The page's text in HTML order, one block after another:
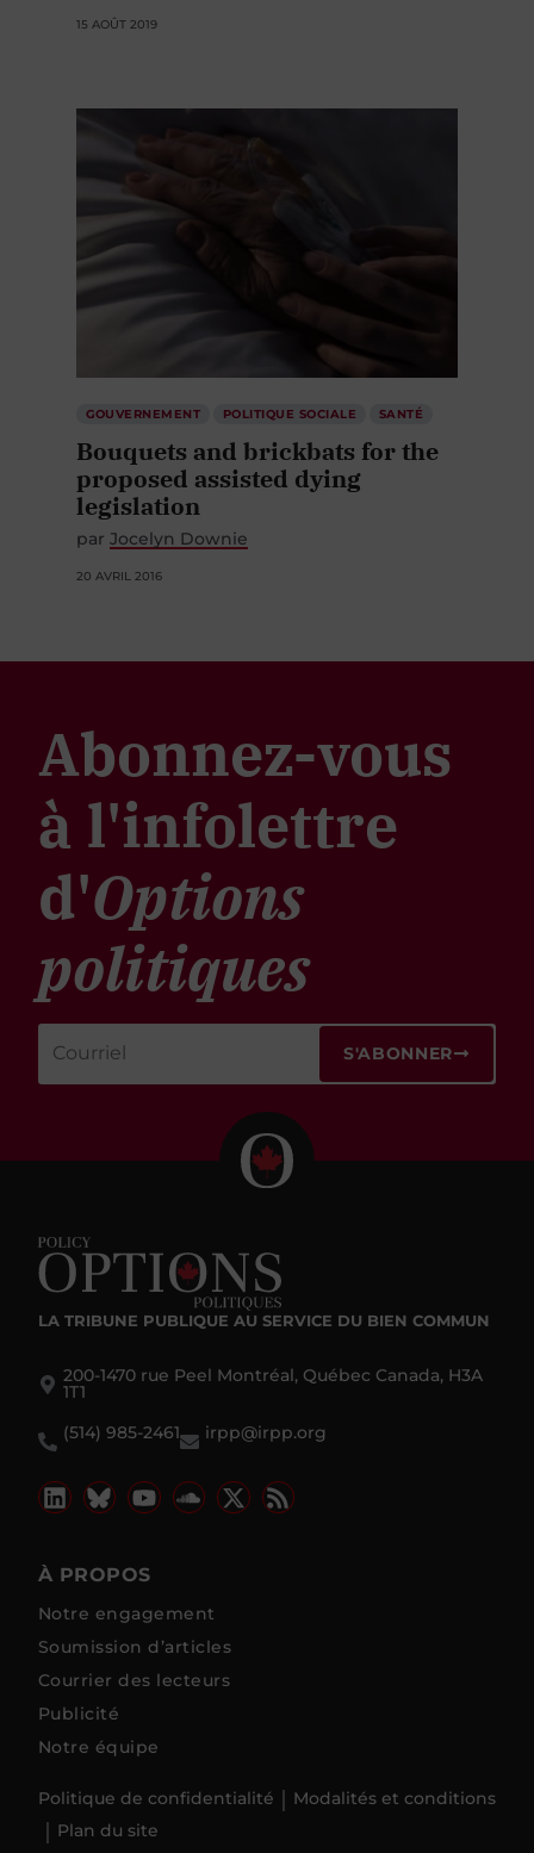
15 AOÛT 2019
GOUVERNEMENT POLITIQUE SOCIALE SANTÉ
Bouquets and brickbats for the
proposed assisted dying
legislation
par Jocelyn Downie
20 AVRIL 2016
Abonnez-vous
à l'infolettre
d'Options
politiques
S'ABONNER
LA TRIBUNE PUBLIQUE AU SERVICE DU BIEN COMMUN
200-1470 rue Peel Montréal, Québec Canada, H3A
1T1
(514) 985-2461
irpp@irpp.org
À PROPOS
Notre engagement
Soumission d’articles
Courrier des lecteurs
Publicité
Notre équipe
Politique de confidentialité
Modalités et conditions
Plan du site